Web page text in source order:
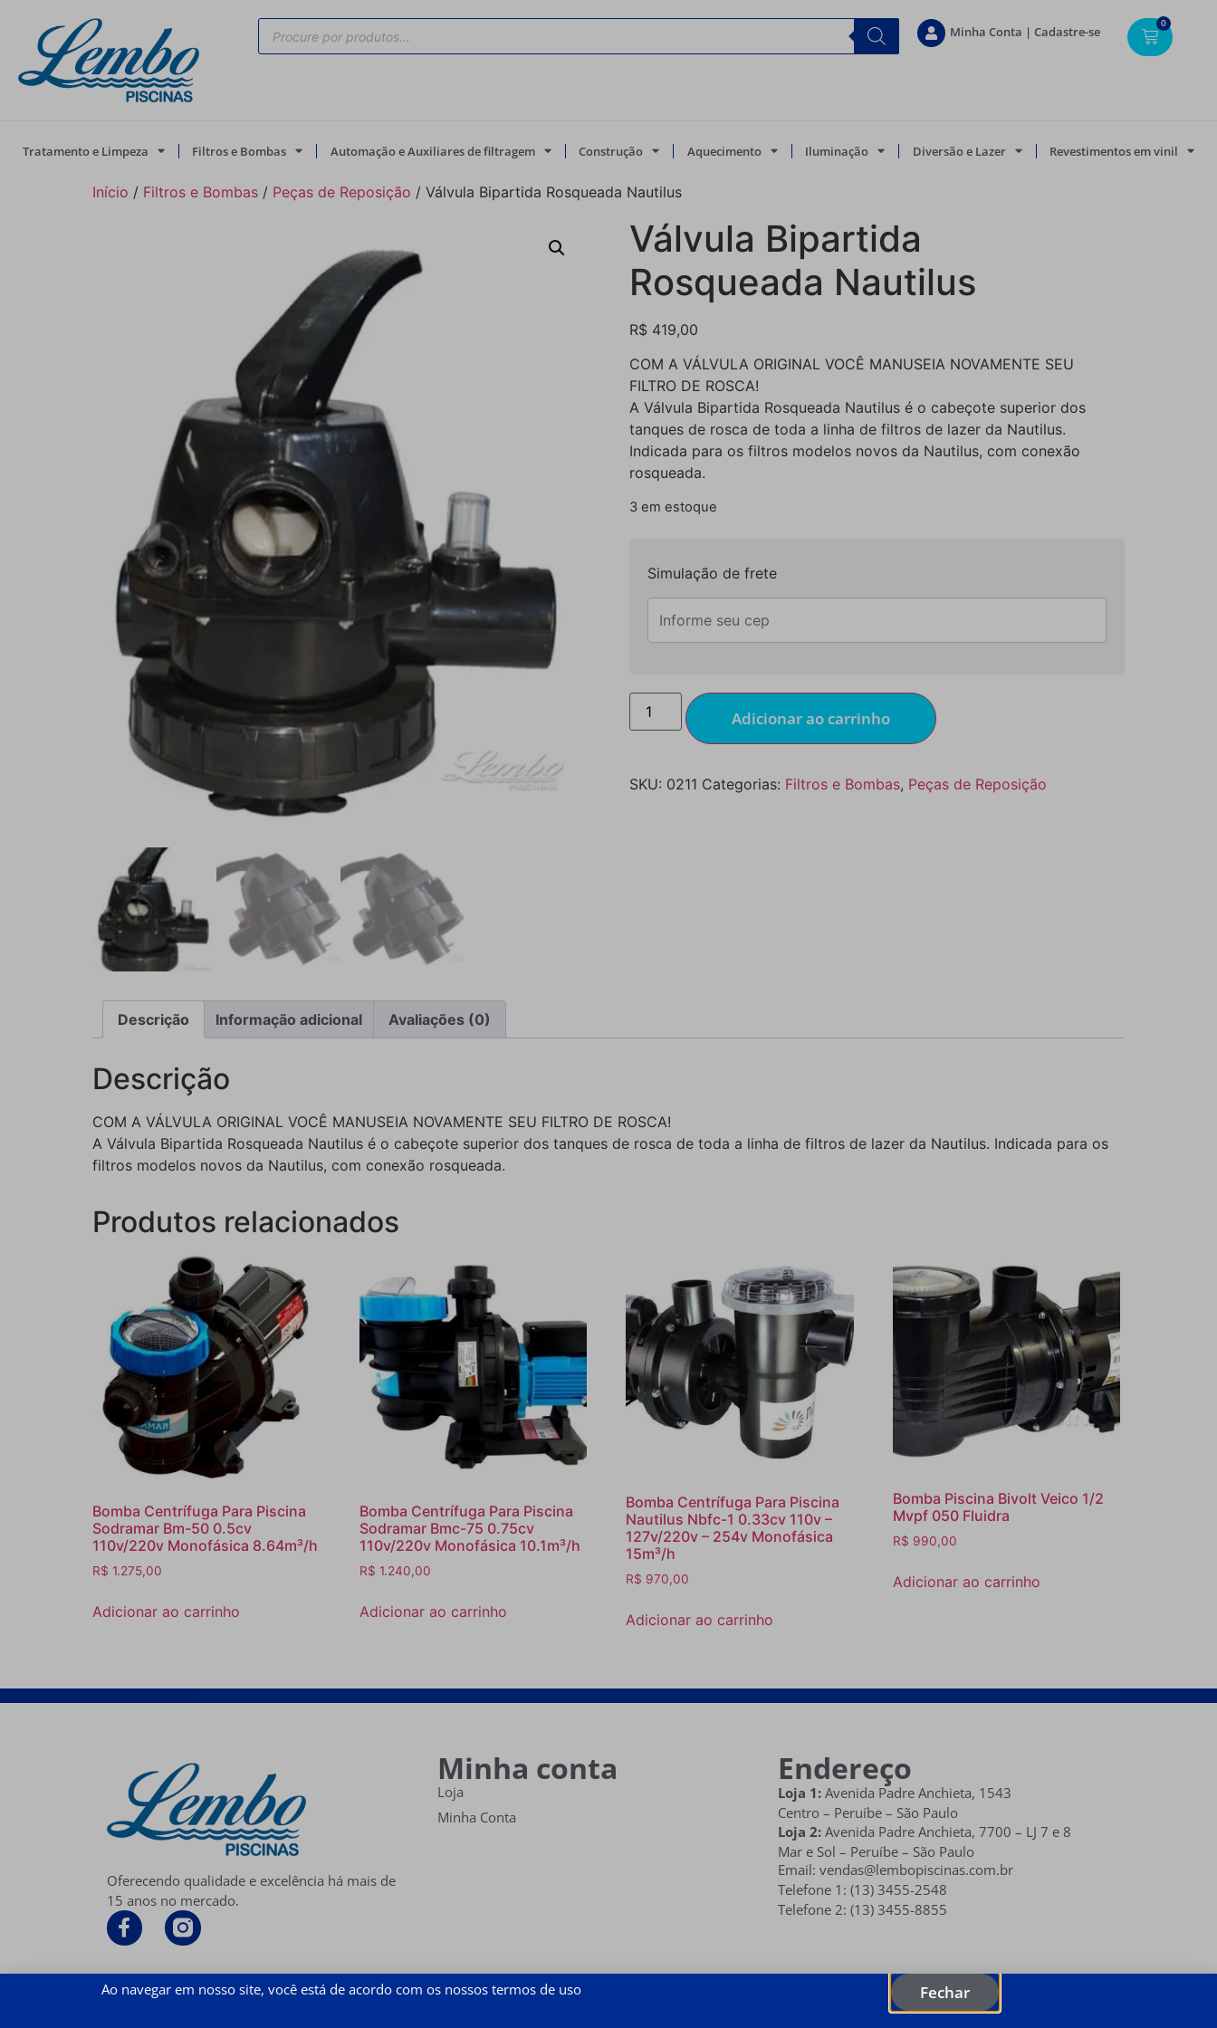
Minha Conta | Cadastre-se
0
Tratamento e Limpeza Filtros e Bombas Automação e Auxiliares de filtragem Construção Aquecimento Iluminação Diversão e Lazer Revestimentos em vinil
Início / Filtros e Bombas / Peças de Reposição / Válvula Bipartida Rosqueada Nautilus
Válvula Bipartida
Rosqueada Nautilus
R$419,00
COM A VÁLVULA ORIGINAL VOCÊ MANUSEIA NOVAMENTE SEU
FILTRO DE ROSCA!
A Válvula Bipartida Rosqueada Nautilus é o cabeçote superior dos
tanques de rosca de toda a linha de filtros de lazer da Nautilus.
Indicada para os filtros modelos novos da Nautilus, com conexão
rosqueada.
3 em estoque
Simulação de frete
Adicionar ao carrinho
SKU: 0211 Categorias: Filtros e Bombas, Peças de Reposição
Descrição Informação adicional Avaliações (0)
Descrição
COM A VÁLVULA ORIGINAL VOCÊ MANUSEIA NOVAMENTE SEU FILTRO DE ROSCA!
A Válvula Bipartida Rosqueada Nautilus é o cabeçote superior dos tanques de rosca de toda a linha de filtros de lazer da Nautilus. Indicada para os
filtros modelos novos da Nautilus, com conexão rosqueada.
Produtos relacionados
Bomba Centrífuga Para Piscina
Sodramar Bm-50 0.5cv
110v/220v Monofásica 8.64m³/h
R$ 1.275,00
Adicionar ao carrinho
Bomba Centrífuga Para Piscina
Sodramar Bmc-75 0.75cv
110v/220v Monofásica 10.1m³/h
R$ 1.240,00
Adicionar ao carrinho
Bomba Centrífuga Para Piscina
Nautilus Nbfc-1 0.33cv 110v –
127v/220v – 254v Monofásica
15m³/h
R$ 970,00
Adicionar ao carrinho
Bomba Piscina Bivolt Veico 1/2
Mvpf 050 Fluidra
R$ 990,00
Adicionar ao carrinho
Oferecendo qualidade e excelência há mais de
15 anos no mercado.
Minha conta
Loja
Minha Conta
Endereço
Loja 1: Avenida Padre Anchieta, 1543
Centro – Peruíbe – São Paulo
Loja 2: Avenida Padre Anchieta,7700 – LJ 7 e 8
Mar e Sol – Peruíbe – São Paulo
Email: vendas@lembopiscinas.com.br
Telefone 1: (13) 3455-2548
Telefone 2: (13) 3455-8855
Ao navegar em nosso site, você está de acordo com os nossos termos de uso Fechar